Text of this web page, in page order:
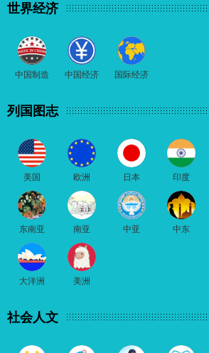
世界经济
中国制造 中国经济 国际经济
列国图志
美国 欧洲 日本 印度
东南亚 南亚 中亚 中东
大洋洲 美洲
社会人文